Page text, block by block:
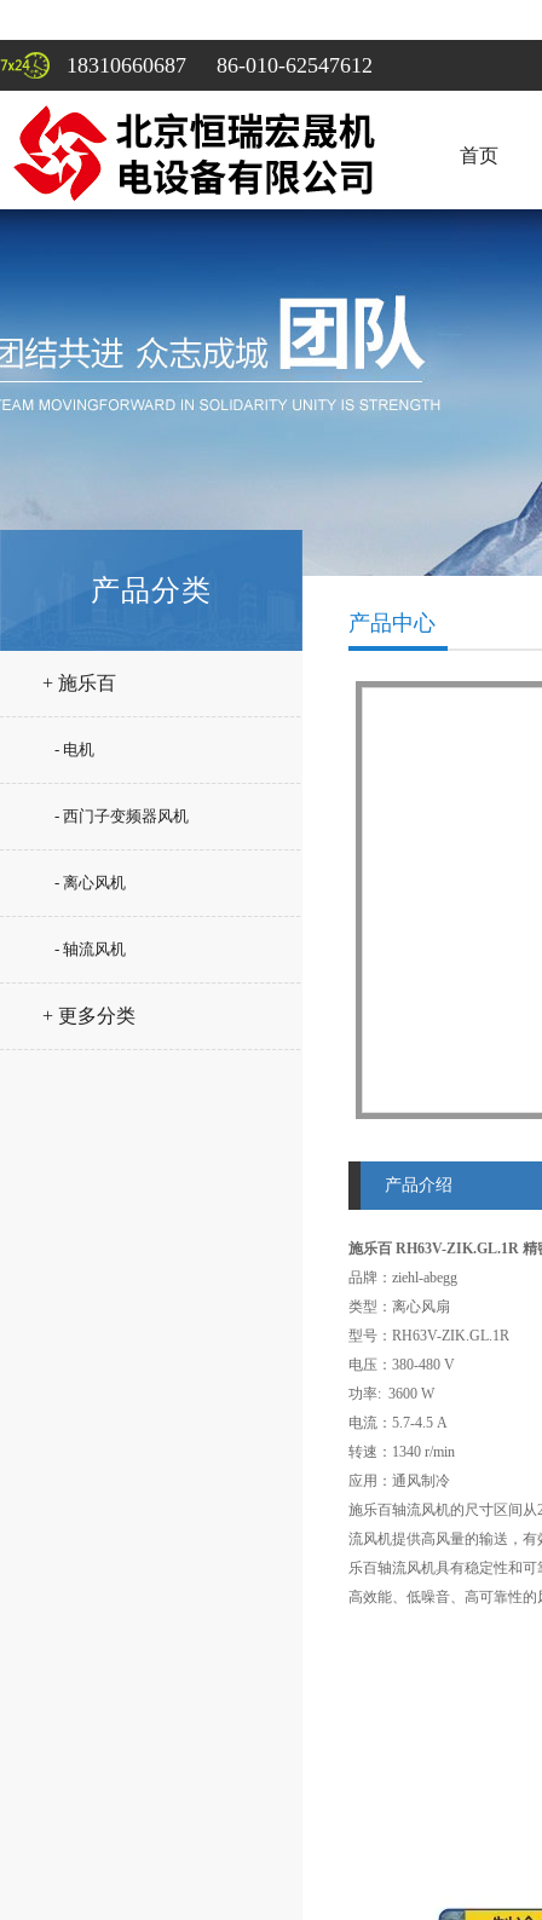
18310660687 86-010-62547612
首页
产品分类
+ 施乐百
- 电机
- 西门子变频器风机
- 离心风机
- 轴流风机
+ 更多分类
产品中心
产品介绍
施乐百 RH63V-ZIK.GL.1R 精
品牌：ziehl-abegg
类型：离心风扇
型号：RH63V-ZIK.GL.1R
电压：380-480 V
功率: 3600 W
电流：5.7-4.5 A
转速：1340 r/min
应用：通风制冷
施乐百轴流风机的尺寸区间
流风机提供高风量的输送，
乐百轴流风机具有稳定性和
高效能、低噪音、高可靠性